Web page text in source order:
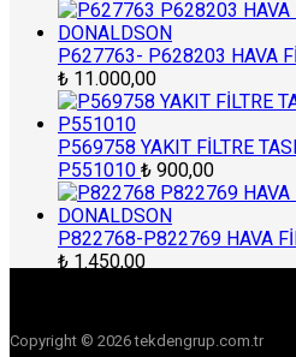
P627763- P628203 HAVA
₺ 11.000,00
P569758 YAKIT FİLTRE
P551010 ₺ 900,00
P822768-P822769 HAVA
₺ 1.450,00
Copyright © 2026 tekdengrup.com.tr